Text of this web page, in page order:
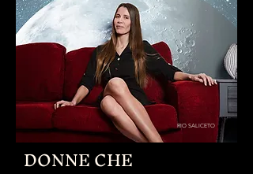
RIO SALICETO
DONNE CHE